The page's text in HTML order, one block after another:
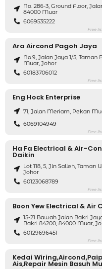
No. 286-3, Ground Floor,
84000 Muar
6069535222
Free
Ara Aircond Pagoh Jaya
No.9, Jalan Jaya 1/5,
Muar, Johor
60183706012
Free
Eng Hock Enterprise
71, Jalan Meriam, Pekan
6069104949
Free
Ha Fa Electrical & Air-
Daikin
Lot 118, 5, Jln Salleh,
Johor
60123068789
Free
Boon Yew Electrical & Air
15-21 Bawah Jalan Bakri
Bakri 84200, 84000 Muar,
60129696451
Free
Kedai
Ais,repair Mesin Basuh